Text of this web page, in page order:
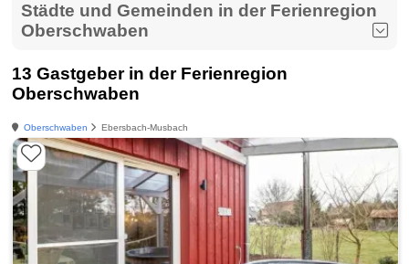
Städte und Gemeinden in der Ferienregion
Oberschwaben
13 Gastgeber in der Ferienregion
Oberschwaben
Oberschwaben Ebersbach-Musbach